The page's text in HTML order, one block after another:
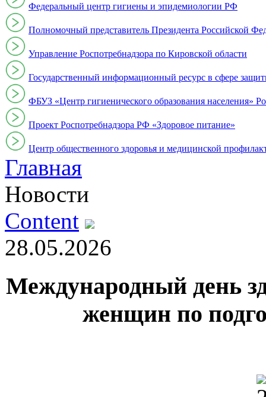
Федеральный центр гигиены и эпидемиологии РФ
Полномочный представитель Президента Российской
Управление Роспотребнадзора по Кировской области
Государственный информационный ресурс в сфере
ФБУЗ «Центр гигиенического образования населения»
Проект Роспотребнадзора РФ «Здоровое питание»
Центр общественного здоровья и медицинской
Главная
Новости
Content
28.05.2026
Международный день
женщин по